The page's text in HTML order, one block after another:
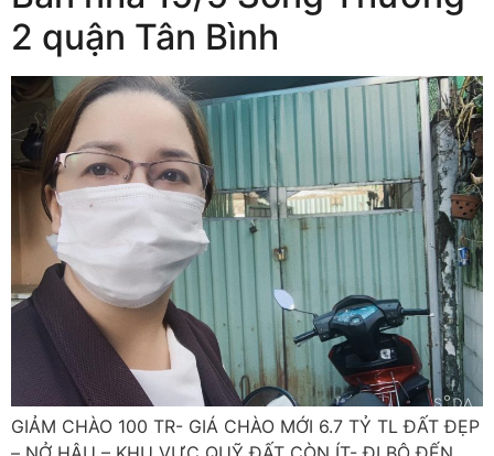
2 quận Tân Bình
GIẢM CHÀO 100 TR- GIÁ CHÀO MỚI 6.7 TỶ TL ĐẤT ĐẸP